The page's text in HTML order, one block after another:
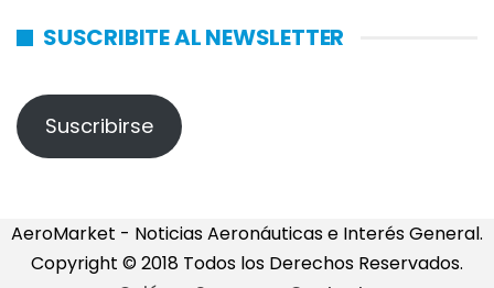
SUSCRIBITE AL NEWSLETTER
Suscribirse
AeroMarket - Noticias Aeronáuticas e Interés General.
Copyright © 2018 Todos los Derechos Reservados.